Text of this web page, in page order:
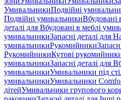
УмивальникиПодвійні
Подвійні умивальникиВбудовані
деталі для Вбудовані в меблі
умивальникиЗапасні деталі для
умивальникиРукомийники
РукомийникиКутові
умивальникиЗапасні деталі для
умивальникиУмивальники під
умивальникиУмивальники
дітейУмивальники групового